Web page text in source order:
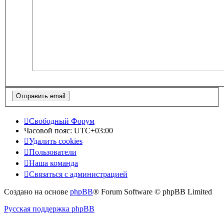
Свободный Форум
Часовой пояс: UTC+03:00
Удалить cookies
Пользователи
Наша команда
Связаться с администрацией
Создано на основе phpBB® Forum Software © phpBB Limited
Русская поддержка phpBB